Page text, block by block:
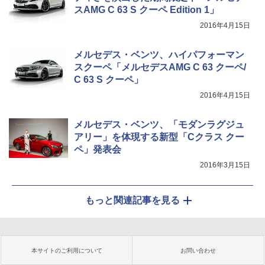
スAMG C 63 S クーペ Edition 1」
2016年4月15日
メルセデス・ベンツ、ハイパフォーマン
スクーペ「メルセデスAMG C 63 クーペ/
C 63 S クーペ」
2016年4月15日
メルセデス・ベンツ、「モダンラグジュ
アリー」を体現する新型「Cクラス クー
ペ」発表会
2016年3月15日
もっと関連記事を見る
本サイトのご利用について お問い合わせ